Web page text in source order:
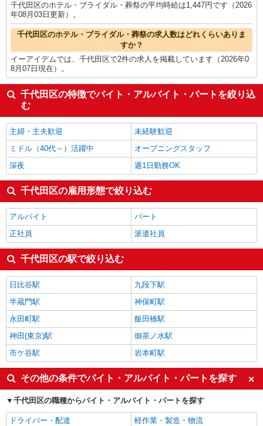
千代田区のホテル・ブライダル・葬祭の平均時給は1,447円です（2026
年08月03日更新）。
千代田区のホテル・ブライダル・葬祭の求人数はどれくらいありま
すか？
イーアイデムでは、千代田区で2件の求人を掲載しています（2026年0
8月07日現在）。
千代田区の特徴でバイト・アルバイト・パートを絞り込
む
主婦・主夫歓迎
未経験歓迎
ミドル（40代～）活躍中
オープニングスタッフ
深夜
週1日勤務OK
千代田区の雇用形態で絞り込む
アルバイト
パート
正社員
派遣社員
千代田区の駅で絞り込む
日比谷駅
九段下駅
半蔵門駅
神保町駅
永田町駅
飯田橋駅
神田(東京)駅
御茶ノ水駅
市ケ谷駅
岩本町駅
その他の条件でバイト・アルバイト・パートを探す
千代田区の職種からバイト・アルバイト・パートを探す
ドライバー・配達
軽作業・製造・物流